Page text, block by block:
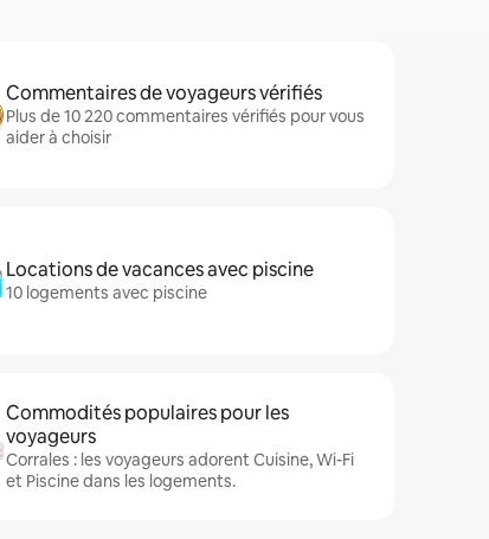
Commentaires de voyageurs vérifiés
Plus de 10 220 commentaires vérifiés pour vous
aider à choisir
Locations de vacances avec piscine
10 logements avec piscine
Commodités populaires pour les
voyageurs
Corrales : les voyageurs adorent Cuisine, Wi-Fi
et Piscine dans les logements.